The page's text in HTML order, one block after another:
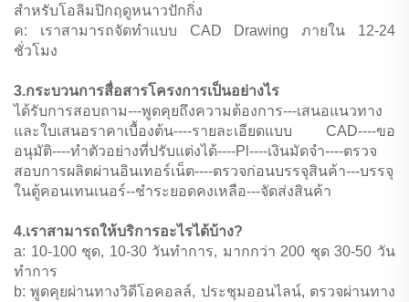
สำหรับโอลิมปิกฤดูหนาวปักกิ่ง
ค: เราสามารถจัดทำแบบ CAD Drawing ภายใน 12-24
ชั่วโมง
3.กระบวนการสื่อสารโครงการเป็นอย่างไร
ได้รับการสอบถาม---พูดคุยถึงความต้องการ---เสนอแนวทาง
และใบเสนอราคาเบื้องต้น----รายละเอียดแบบ CAD----ขอ
อนุมัติ----ทำตัวอย่างที่ปรับแต่งได้----Pl----เงินมัดจำ----ตรวจ
สอบการผลิตผ่านอินเทอร์เน็ต----ตรวจก่อนบรรจุสินค้า---บรรจุ
ในตู้คอนเทนเนอร์--ชำระยอดคงเหลือ---จัดส่งสินค้า
4.เราสามารถให้บริการอะไรได้บ้าง?
a: 10-100 ชุด, 10-30 วันทำการ, มากกว่า 200 ชุด 30-50 วัน
ทำการ
b: พูดคุยผ่านทางวิดีโอคอลล์, ประชุมออนไลน์, ตรวจผ่านทาง